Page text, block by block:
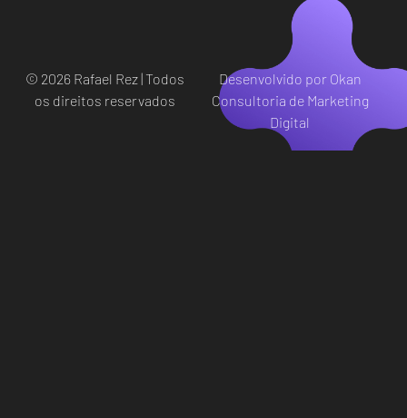
© 2026 Rafael Rez | Todos
os direitos reservados
Desenvolvido por Okan
Consultoria de Marketing
Digital